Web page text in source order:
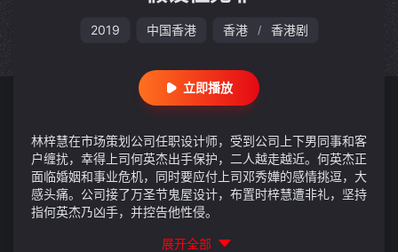
2019 中国香港 香港 / 香港剧
立即播放
林梓慧在市场策划公司任职设计师，受到公司上下男同事和客
户缠扰，幸得上司何英杰出手保护，二人越走越近。何英杰正
面临婚姻和事业危机，同时要应付上司邓秀嬅的感情挑逗，大
感头痛。公司接了万圣节鬼屋设计，布置时梓慧遭非礼，坚持
指何英杰乃凶手，并控告他性侵。
展开全部